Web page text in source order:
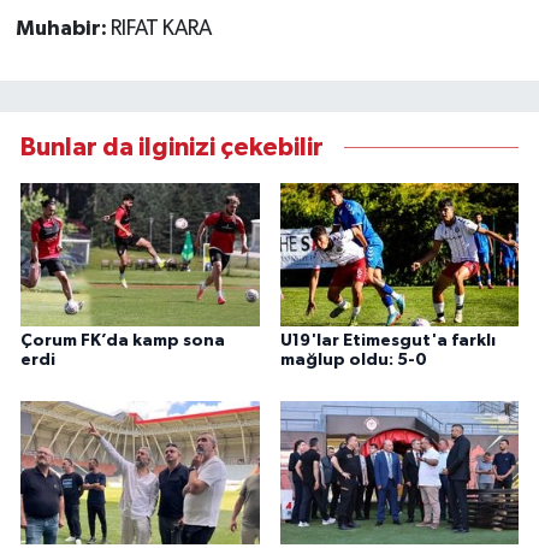
Muhabir: RIFAT KARA
Bunlar da ilginizi çekebilir
Çorum FK’da kamp sona
erdi
U19'lar Etimesgut'a farklı
mağlup oldu: 5-0